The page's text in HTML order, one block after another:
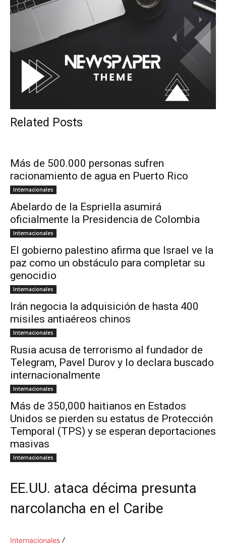
Related Posts
Más de 500.000 personas sufren
racionamiento de agua en Puerto Rico
Internacionales
Abelardo de la Espriella asumirá
oficialmente la Presidencia de Colombia
Internacionales
El gobierno palestino afirma que Israel ve la
paz como un obstáculo para completar su
genocidio
Internacionales
Irán negocia la adquisición de hasta 400
misiles antiaéreos chinos
Internacionales
Rusia acusa de terrorismo al fundador de
Telegram, Pavel Durov y lo declara buscado
internacionalmente
Internacionales
Más de 350,000 haitianos en Estados
Unidos se pierden su estatus de Protección
Temporal (TPS) y se esperan deportaciones
masivas
Internacionales
EE.UU. ataca décima presunta
narcolancha en el Caribe
Internacionales